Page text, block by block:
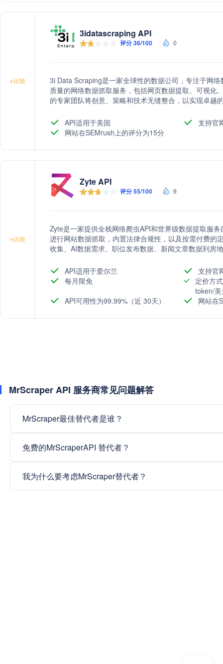
+比较
3idatascraping API
评分 36/100 0
3i Data Scraping是一家全球性的数据公司，专注于网
质量的网络数据抓取服务，包括网页数据提取、可视化
的专家团队将创意、策略和技术无缝整合，以实现卓越
API适用于美国
支持官
网站在SEMrush上的评分为15分
+比较
Zyte API
评分 55/100 9
Zyte是一家提供全栈网络爬虫API和世界级数据提取服
进行网站数据抓取，内置法律合规性，以及按需付费的
收集、AI数据需求、职位发布数据、新闻文章数据到房
API适用于爱尔兰
支持官
每月限免
定价方
token/
API可用性为99.99%（近 30天）
网站在
MrScraper API 服务商常见问题解答
MrScraper最佳替代者是谁？
免费的MrScraperAPI 替代者？
我为什么要考虑MrScraper替代者？